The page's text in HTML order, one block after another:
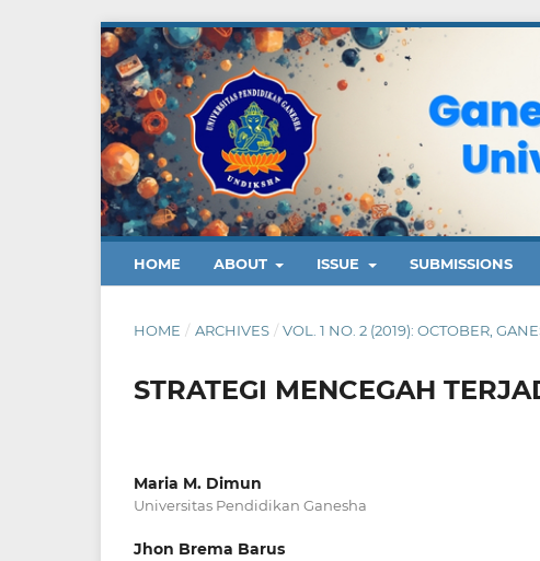
HOME ABOUT ISSUE SUBMISSIONS
HOME / ARCHIVES / VOL. 1 NO. 2 (2019): OCTOBER,
STRATEGI MENCEGAH
Maria M. Dimun
Universitas Pendidikan Ganesha
Jhon Brema Barus